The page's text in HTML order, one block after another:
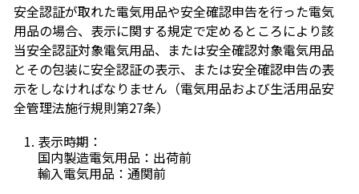
安全認証が取れた電気用品や安全確認申告を行った電気
用品の場合、表示に関する規定で定めるところにより該
当安全認証対象電気用品、または安全確認対象電気用品
とその包装に安全認証の表示、または安全確認申告の表
示をしなければなりません（電気用品および生活用品安
全管理法施行規則第27条）
表示時期：
国内製造電気用品：出荷前
輸入電気用品：通関前